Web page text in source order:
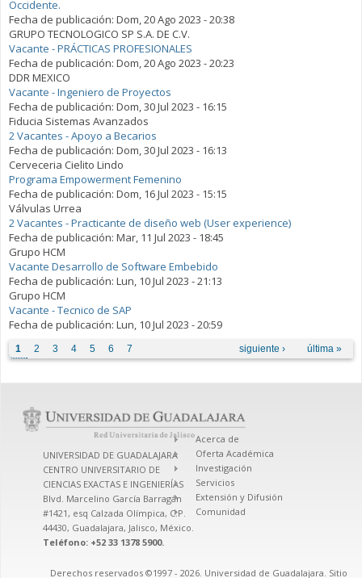
Occidente.
Fecha de publicación: Dom, 20 Ago 2023 - 20:38
GRUPO TECNOLOGICO SP S.A. DE C.V.
Vacante - PRÁCTICAS PROFESIONALES
Fecha de publicación: Dom, 20 Ago 2023 - 20:23
DDR MEXICO
Vacante - Ingeniero de Proyectos
Fecha de publicación: Dom, 30 Jul 2023 - 16:15
Fiducia Sistemas Avanzados
2 Vacantes - Apoyo a Becarios
Fecha de publicación: Dom, 30 Jul 2023 - 16:13
Cerveceria Cielito Lindo
Programa Empowerment Femenino
Fecha de publicación: Dom, 16 Jul 2023 - 15:15
Válvulas Urrea
2 Vacantes - Practicante de diseño web (User experience)
Fecha de publicación: Mar, 11 Jul 2023 - 18:45
Grupo HCM
Vacante Desarrollo de Software Embebido
Fecha de publicación: Lun, 10 Jul 2023 - 21:13
Grupo HCM
Vacante - Tecnico de SAP
Fecha de publicación: Lun, 10 Jul 2023 - 20:59
Páginas
1 2 3 4 5 6 7 siguiente › última »
UNIVERSIDAD DE GUADALAJARA
CENTRO UNIVERSITARIO DE
CIENCIAS EXACTAS E INGENIERÍAS
Blvd. Marcelino García Barragán
#1421, esq Calzada Olímpica, C.P.
44430, Guadalajara, Jalisco, México.
Teléfono: +52 33 1378 5900.
Acerca de
Oferta Académica
Investigación
Servicios
Extensión y Difusión
Comunidad
Derechos reservados ©1997 - 2026. Universidad de Guadalajara. Sitio